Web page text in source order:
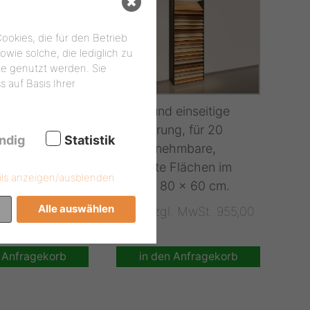
für 40
x 40 cm.
MwSt.
Anfragekorb
Hohe und einseitige
Ausführung, für 20
herausnehmbare,
geneigte Flächen im
Format 80 x 60 cm.
Preis zzgl. MwSt. 955,00
in den Anfragekorb
die für den Betrieb
solche, die lediglich zu
genutzt werden. Sie
auf Basis Ihrer
Statistik
anzeigen/ausblenden
Alle auswählen